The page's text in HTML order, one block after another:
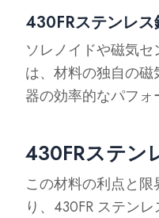
430FRステンレ
ソレノイドや磁気
は、材料の独自の
器の効率的なパフォ
430FRステン
この材料の利点と
り、430FR ステン